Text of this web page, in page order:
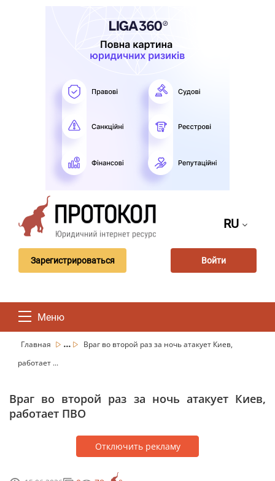
RU
Зарегистрироваться Войти
Меню
Главная ...
Враг во второй раз за ночь атакует Киев,
работает ...
Враг во второй раз за ночь атакует Киев,
работает ПВО
Отключить рекламу